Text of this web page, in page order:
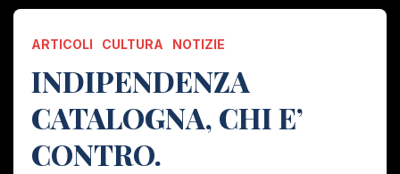
ARTICOLI CULTURA NOTIZIE
INDIPENDENZA
CATALOGNA, CHI E’
CONTRO.